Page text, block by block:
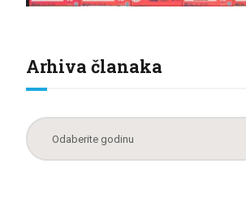
Arhiva članaka